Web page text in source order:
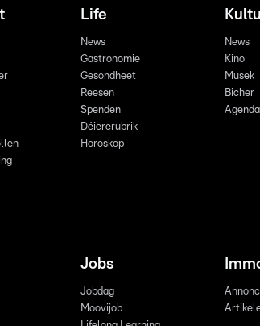
Life
News
Gastronomie
Gesondheet
Reesen
Spenden
Déiererubrik
Horoskop
News
Kino
Musek
Bicher
Agenda
Jobs
Jobdag
Moovijob